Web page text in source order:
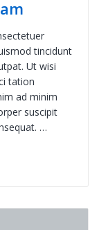
tincidunt
Ut wisi
tation
ad minim
suscipit
…